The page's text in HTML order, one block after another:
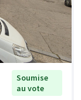
Soumise
au vote